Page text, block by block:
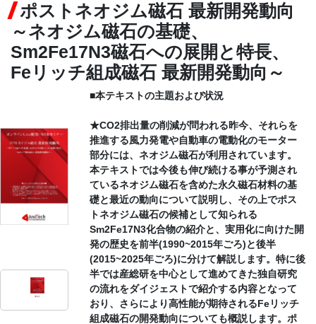
CONTACT
ポストネオジム磁石 最新開発動向
～ネオジム磁石の基礎、
Sm2Fe17N3磁石への展開と特長、
Feリッチ組成磁石 最新開発動向～
■本テキストの主題および状況
★CO2排出量の削減が問われる昨今、それらを
推進する風力発電や自動車の電動化のモーター
部分には、ネオジム磁石が利用されています。
本テキストでは今後も伸び続ける事が予測され
ているネオジム磁石を含めた永久磁石材料の基
礎と最近の動向について説明し、その上でポス
トネオジム磁石の候補として知られる
Sm2Fe17N3化合物の紹介と、実用化に向けた開
発の歴史を前半(1990~2015年ごろ)と後半
(2015~2025年ごろ)に分けて解説します。特に後
半では産総研を中心として進めてきた独自研究
の流れをダイジェストで紹介する内容となって
おり、さらにより高性能が期待されるFeリッチ
組成磁石の開発動向についても概説します。ポ